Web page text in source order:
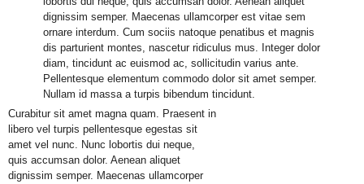
dignissim semper. Maecenas ullamcorper est vitae sem
ornare interdum. Cum sociis natoque penatibus et magnis
dis parturient montes, nascetur ridiculus mus. Integer dolor
diam, tincidunt ac euismod ac, sollicitudin varius ante.
Pellentesque elementum commodo dolor sit amet semper.
Nullam id massa a turpis bibendum tincidunt.
Curabitur sit amet magna quam. Praesent in
libero vel turpis pellentesque egestas sit
amet vel nunc. Nunc lobortis dui neque,
quis accumsan dolor. Aenean aliquet
dignissim semper. Maecenas ullamcorper